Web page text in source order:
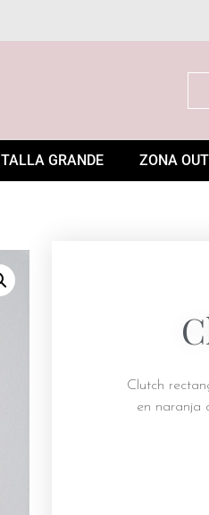
TALLA GRANDE ZONA
Clutch
en naranja